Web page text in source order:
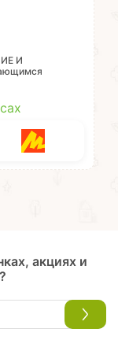
И
акциях и